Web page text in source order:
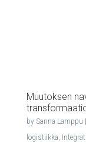
Muu­tok­sen
by Sanna Lamppu |
logistiikka